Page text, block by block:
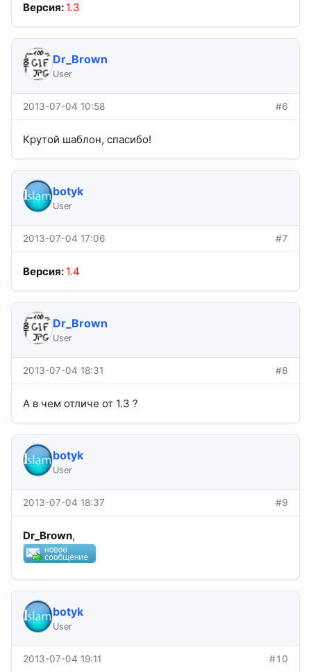
Версия: 1.3
Dr_Brown
User
2013-07-04 10:58 #6
Крутой шаблон, спасибо!
botyk
User
2013-07-04 17:06 #7
Версия: 1.4
Dr_Brown
User
2013-07-04 18:31 #8
А в чем отличе от 1.3 ?
botyk
User
2013-07-04 18:37 #9
Dr_Brown,
botyk
User
2013-07-04 19:11 #10